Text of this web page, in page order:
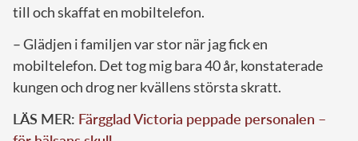
till och skaffat en mobiltelefon.
– Glädjen i familjen var stor när jag fick en
mobiltelefon. Det tog mig bara 40 år, konstaterade
kungen och drog ner kvällens största skratt.
LÄS MER: Färgglad Victoria peppade personalen –